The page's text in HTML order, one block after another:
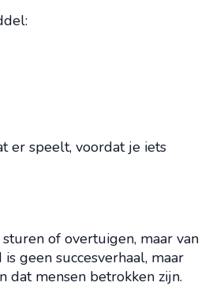
er speelt, voordat je iets
of overtuigen, maar van
geen succesverhaal, maar
dat mensen betrokken zijn.